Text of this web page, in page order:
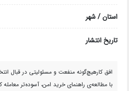
استان / شهر
تاریخ انتشار
افق کارهیچ‌گونه منفعت و مسئولیتی در قبال
با مطالعه‌ی راهنمای خرید امن، آسوده‌تر معامله